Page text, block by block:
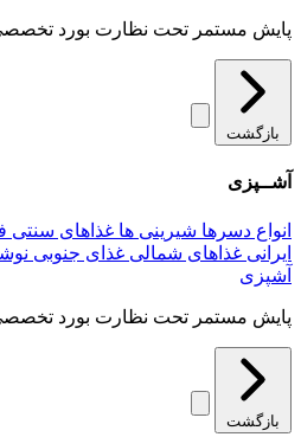
پایش مستمر تحت نظارت بورد
بازگشت
آشــپزی
انواع دسرها شیرینی ها غذاهای سنتی
ایرانی غذاهای شمالی غذای جنوبی
آشپزی
پایش مستمر تحت نظارت بورد
بازگشت